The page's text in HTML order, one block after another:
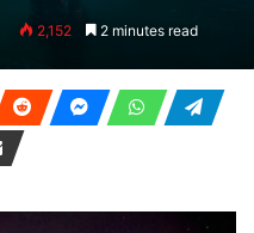
2,152 2 minutes read